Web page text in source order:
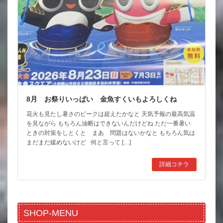
8月 お祭りいっぱい 金魚すくいもよろしくね
花火も見たし暑さのピークは超えたかなと 天気予報の最高気温
を見ながら もちろん油断はできないんだけどね ただ一番暑い
ときの対策をしとくと まあ 問題はないかなと もちろん気は
まだまだ緩めないけど 何と言って […]
詳細コチラ
SHOP-MENU